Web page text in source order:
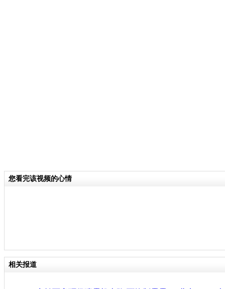
您看完该视频的心情
相关报道